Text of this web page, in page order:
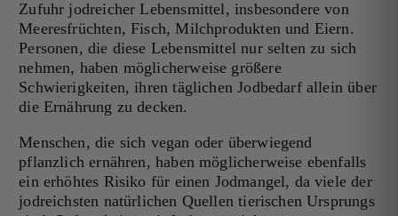
Zufuhr jodreicher Lebensmittel, insbesondere von
Meeresfrüchten, Fisch, Milchprodukten und Eiern.
Personen, die diese Lebensmittel nur selten zu sich
nehmen, haben möglicherweise größere
Schwierigkeiten, ihren täglichen Jodbedarf allein über
die Ernährung zu decken.
Menschen, die sich vegan oder überwiegend
pflanzlich ernähren, haben möglicherweise ebenfalls
ein erhöhtes Risiko für einen Jodmangel, da viele der
jodreichsten natürlichen Quellen tierischen Ursprungs